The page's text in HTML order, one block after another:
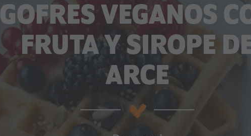
GOFRES VEGANOS
FRUTA Y SIROPE
ARCE